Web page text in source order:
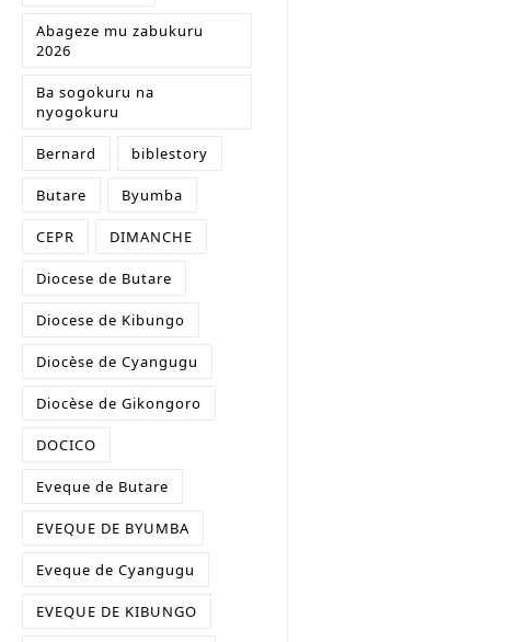
Abageze mu zabukuru
2026
Ba sogokuru na
nyogokuru
Bernard biblestory
Butare Byumba
CEPR DIMANCHE
Diocese de Butare
Diocese de Kibungo
Diocèse de Cyangugu
Diocèse de Gikongoro
DOCICO
Eveque de Butare
EVEQUE DE BYUMBA
Eveque de Cyangugu
EVEQUE DE KIBUNGO